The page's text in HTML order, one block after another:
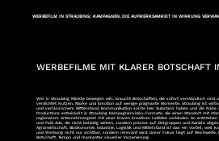
WERBEFILM IN STRAUBING: KAMPAGNEN, DIE AUFMERKSAMKEIT IN WIRKUNG
WERBEFILME MIT KLARER BOTSCHAFT
Wer in Straubing Märkte bewegen will, braucht Botschaften, die sofort verständlich sind
verdichtet Nutzen, Marke und Emotion auf wenige prägnante Momente. Straubing ist
und verlässlichem Mittelstand. Kommunikation sollte hier Substanz haben und die Nähe
Productions entwickelt in Straubing Kampagnenvideo-Formate, die einen Standort mit
regionalem Unternehmergeist mit einer klaren kreativen Leitidee verbinden. So entstehen
und Paid Ads, die nicht beliebig wirken, sondern präzise auf Zielgruppen und Kanäle
Agrarwirtschaft, Bioökonomie, Industrie, Logistik und Mittelstand ist das ein Vorteil, weil
und Werbung nicht nur sichtbar, sondern relevant wird. Unser Fokus liegt auf
Botschaft, Tempo und markanter visueller Inszenierung.